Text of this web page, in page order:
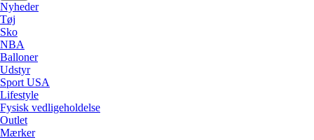
Nyheder
Tøj
Sko
NBA
Balloner
Udstyr
Sport USA
Lifestyle
Fysisk vedligeholdelse
Outlet
Mærker